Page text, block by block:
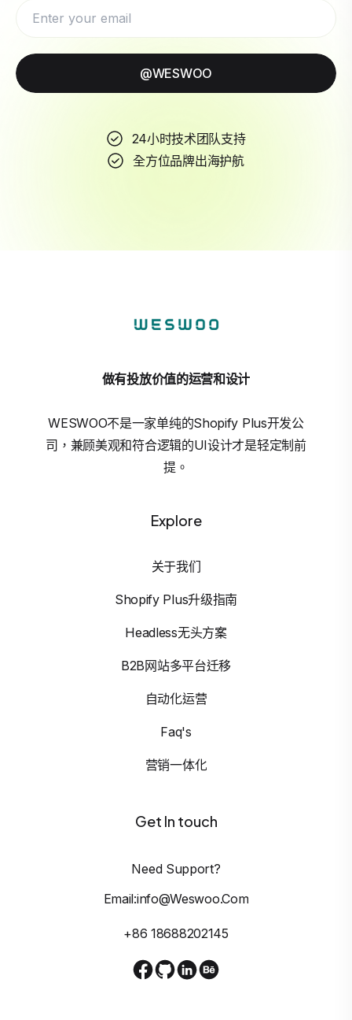
@WESWOO
24小时技术团队支持
全方位品牌出海护航
做有投放价值的运营和设计
WESWOO不是一家单纯的Shopify Plus开发公
司，兼顾美观和符合逻辑的UI设计才是轻定制前
提。
Explore
关于我们
Shopify Plus升级指南
Headless无头方案
B2B网站多平台迁移
自动化运营
Faq's
营销一体化
Get In touch
Need Support?
Email:info@weswoo.com
+86 18688202145